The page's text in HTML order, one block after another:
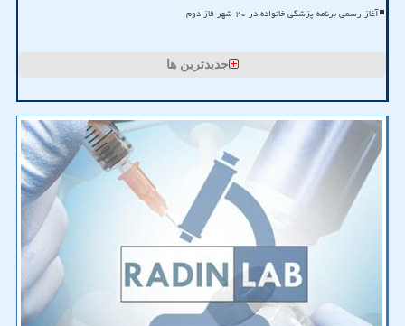
آغاز رسمی برنامه پزشکی خانواده در ۲۰ شهر فاز دوم
جدیدترین ها